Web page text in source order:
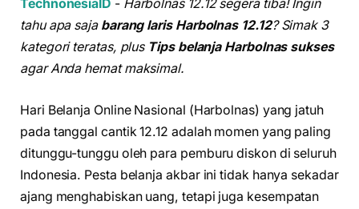
TechnonesiaID - Harbolnas 12.12 segera tiba! Ingin
tahu apa saja barang laris Harbolnas 12.12? Simak 3
kategori teratas, plus Tips belanja Harbolnas sukses
agar Anda hemat maksimal.
Hari Belanja Online Nasional (Harbolnas) yang jatuh
pada tanggal cantik 12.12 adalah momen yang paling
ditunggu-tunggu oleh para pemburu diskon di seluruh
Indonesia. Pesta belanja akbar ini tidak hanya sekadar
ajang menghabiskan uang, tetapi juga kesempatan